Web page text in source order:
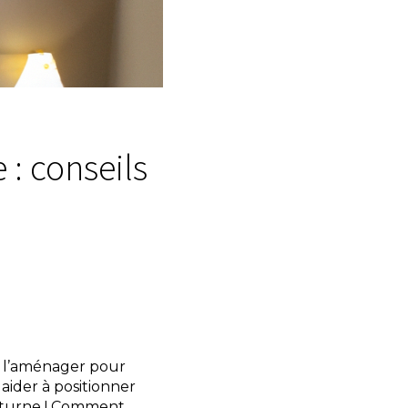
conseils
pour
à positionner